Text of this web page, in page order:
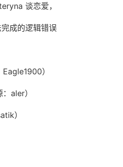
谈恋爱，
成的逻辑错误
）
aler）
）